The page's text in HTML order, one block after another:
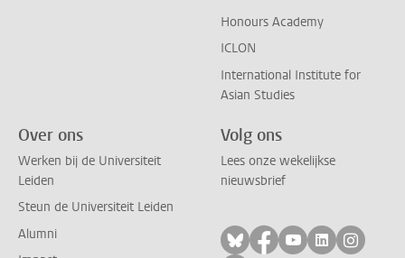
Honours Academy
ICLON
International Institute for
Asian Studies
Over ons
Werken bij de Universiteit
Leiden
Steun de Universiteit Leiden
Alumni
Volg ons
Lees onze wekelijkse
nieuwsbrief
Volg ons op bluesky
Volg ons op
Volg ons op
Volg ons
Volg